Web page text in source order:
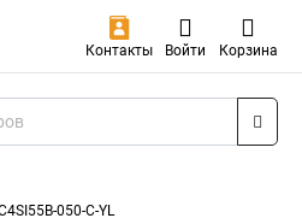
Контакты Войти Корзина
050-C-YL